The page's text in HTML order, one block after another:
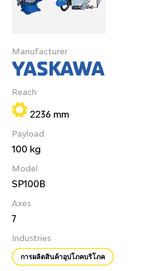
Manufacturer
Reach
2236 mm
Payload
100 kg
Model
SP100B
Axes
7
Industries
การผลิตสินค้าอุปโภคบริโภค